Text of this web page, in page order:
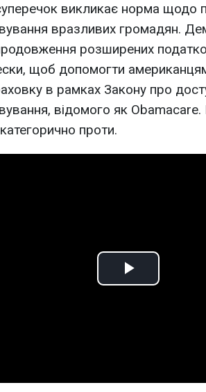
викликає норма щодо
вразливих громадян.
розширених
щоб допомогти
в рамках Закону про
відомого як Obamacare.
проти.
Play